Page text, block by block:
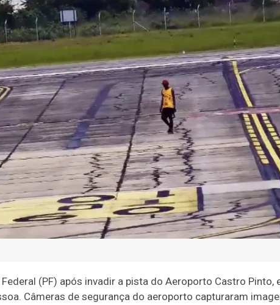
(PF) após invadir a pista do Aeroporto Castro Pinto,
Câmeras de segurança do aeroporto capturaram